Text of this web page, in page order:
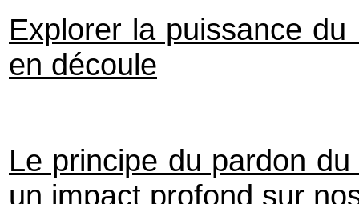
Explorer la puissance
en découle
Le principe du pardon
un impact profond sur